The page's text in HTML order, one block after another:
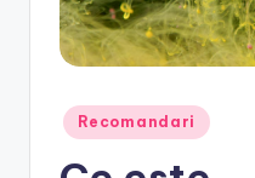
Posted
in
Recomandari